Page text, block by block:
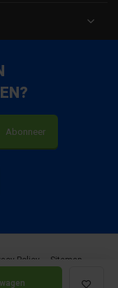
Abonneer
Policy Sitemap